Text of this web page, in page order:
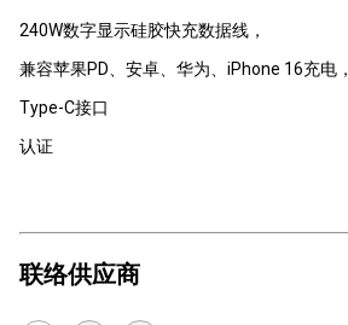
240W数字显示硅胶快充数据线，
兼容苹果PD、安卓、华为、iPhone 16充电，
Type-C接口
认证
联络供应商